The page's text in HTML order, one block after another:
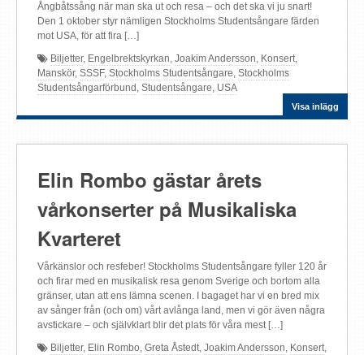
Ångbåtssång när man ska ut och resa – och det ska vi ju snart!
Den 1 oktober styr nämligen Stockholms Studentsångare färden
mot USA, för att fira […]
Visa inlägg
Biljetter, Engelbrektskyrkan, Joakim Andersson, Konsert,
Manskör, SSSF, Stockholms Studentsångare, Stockholms
Studentsångarförbund , Studentsångare, USA
Elin Rombo gästar årets
vårkonserter på Musikaliska
Kvarteret
Vårkänslor och resfeber! Stockholms Studentsångare fyller 120 år
och firar med en musikalisk resa genom Sverige och bortom alla
gränser, utan att ens lämna scenen. I bagaget har vi en bred mix
av sånger från (och om) vårt avlånga land, men vi gör även några
avstickare – och självklart blir det plats för våra mest […]
Biljetter, Elin Rombo Greta Åstedt Joakim Andersson Konsert